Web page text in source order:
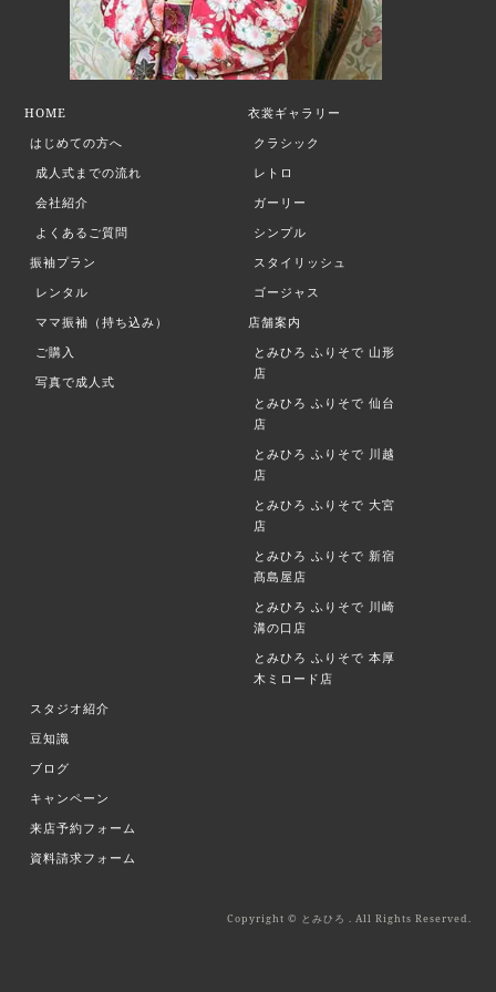
HOME
はじめての方へ
成人式までの流れ
会社紹介
よくあるご質問
振袖プラン
レンタル
ママ振袖（持ち込み）
ご購入
写真で成人式
衣裳ギャラリー
クラシック
レトロ
ガーリー
シンプル
スタイリッシュ
ゴージャス
店舗案内
とみひろ ふりそで 山形
店
とみひろ ふりそで 仙台
店
とみひろ ふりそで 川越
店
とみひろ ふりそで 大宮
店
とみひろ ふりそで 新宿
髙島屋店
とみひろ ふりそで 川崎
溝の口店
とみひろ ふりそで 本厚
木ミロード店
スタジオ紹介
豆知識
ブログ
キャンペーン
来店予約フォーム
資料請求フォーム
Copyright © とみひろ . All Rights Reserved.